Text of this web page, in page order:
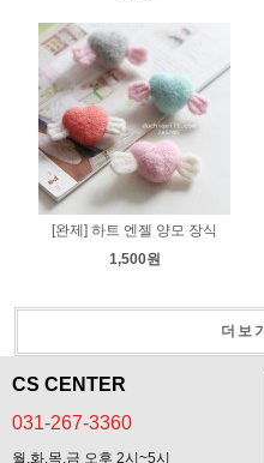
[완제] 하트 엔젤 양모 장식
1,500원
더보기
CS CENTER
031-267-3360
월,화,목,금 오후 2시~5시